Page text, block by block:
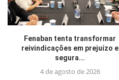
Fenaban tenta transformar
reivindicações em prejuízo e
segura...
4 de agosto de 2026